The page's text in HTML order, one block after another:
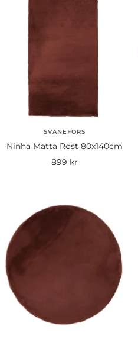
SVANEFORS
Ninha Matta Rost 80x140cm
Rea-
899 kr